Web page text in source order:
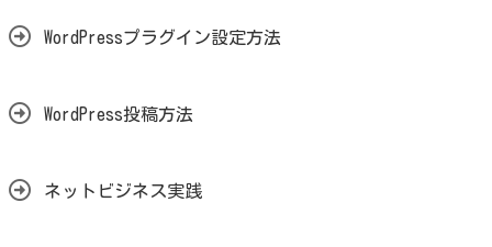
WordPressプラグイン設定方法
WordPress投稿方法
ネットビジネス実践